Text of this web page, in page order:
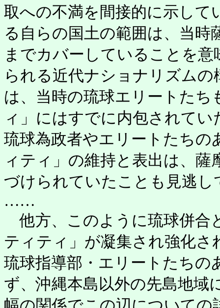
取への不満を間接的に示して
る自らの国土の範囲は、当時
までカバーしていることを
られる近代ナショナリズム
は、当時の琉球エリートた
ィ」にはすでに内包されて
琉球為政者やエリートたち
ィティ」の維持と表出は、
づけられていたことも見逃
……
他方、このように琉球併合
ティティ」が凝集され強化
琉球指導部・エリートたち
ず、沖縄本島以外の先島地域